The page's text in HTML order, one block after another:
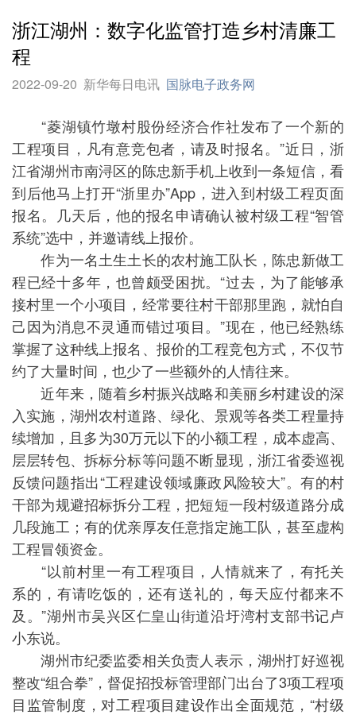
浙江湖州：数字化监管打造乡村清廉工
程
2022-09-20 新华每日电讯 国脉电子政务网
“菱湖镇竹墩村股份经济合作社发布了一个新的
工程项目，凡有意竞包者，请及时报名。”近日，浙
江省湖州市南浔区的陈忠新手机上收到一条短信，看
到后他马上打开“浙里办”App，进入到村级工程页面
报名。几天后，他的报名申请确认被村级工程“智管
系统”选中，并邀请线上报价。
作为一名土生土长的农村施工队长，陈忠新做工
程已经十多年，也曾颇受困扰。“过去，为了能够承
接村里一个小项目，经常要往村干部那里跑，就怕自
己因为消息不灵通而错过项目。”现在，他已经熟练
掌握了这种线上报名、报价的工程竞包方式，不仅节
约了大量时间，也少了一些额外的人情往来。
近年来，随着乡村振兴战略和美丽乡村建设的深
入实施，湖州农村道路、绿化、景观等各类工程量持
续增加，且多为30万元以下的小额工程，成本虚高、
层层转包、拆标分标等问题不断显现，浙江省委巡视
反馈问题指出“工程建设领域廉政风险较大”。有的村
干部为规避招标拆分工程，把短短一段村级道路分成
几段施工；有的优亲厚友任意指定施工队，甚至虚构
工程冒领资金。
“以前村里一有工程项目，人情就来了，有托关
系的，有请吃饭的，还有送礼的，每天应付都来不
及。”湖州市吴兴区仁皇山街道沿圩湾村支部书记卢
小东说。
湖州市纪委监委相关负责人表示，湖州打好巡视
整改“组合拳”，督促招投标管理部门出台了3项工程项
目监管制度，对工程项目建设作出全面规范，“村级